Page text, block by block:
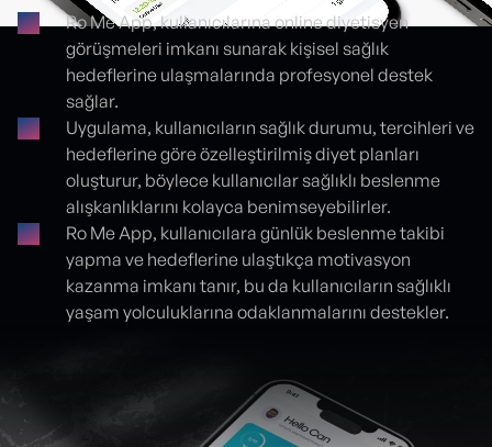
Proje detayları
Ro Me App, kullanıcılarına online diyetisyen
görüşmeleri imkanı sunarak kişisel sağlık
hedeflerine ulaşmalarında profesyonel destek
sağlar.
Uygulama, kullanıcıların sağlık durumu, tercihleri ve
hedeflerine göre özelleştirilmiş diyet planları
oluşturur, böylece kullanıcılar sağlıklı beslenme
alışkanlıklarını kolayca benimseyebilirler.
Ro Me App, kullanıcılara günlük beslenme takibi
yapma ve hedeflerine ulaştıkça motivasyon
kazanma imkanı tanır, bu da kullanıcıların sağlıklı
yaşam yolculuklarına odaklanmalarını destekler.